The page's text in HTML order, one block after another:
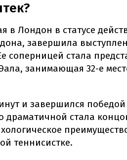
в Лондон в статусе
завершила
соперницей стала
занимающая 32-е
и завершился
драматичной стала
теннисистке.